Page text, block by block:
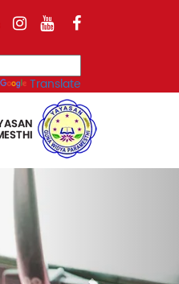
Translate